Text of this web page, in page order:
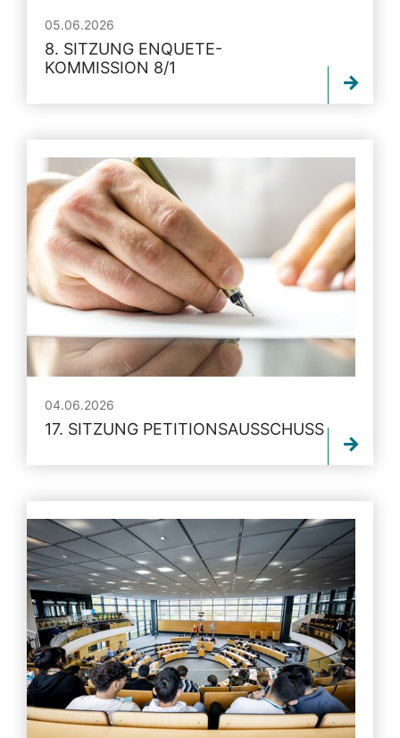
05.06.2026
8. SITZUNG ENQUETE-
KOMMISSION 8/1
04.06.2026
17. SITZUNG PETITIONSAUSSCHUSS